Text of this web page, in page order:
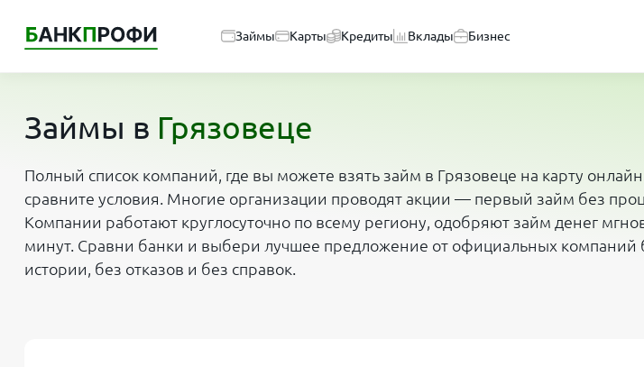
Займы Карты Кредиты Вклады Бизнес
Займы в Грязовеце
Полный список компаний, где вы можете взять займ в Грязовеце на карту
сравните условия. Многие организации проводят акции — первый займ без
Компании работают круглосуточно по всему региону, одобряют займ денег
минут. Сравни банки и выбери лучшее предложение от официальных компаний
истории, без отказов и без справок.